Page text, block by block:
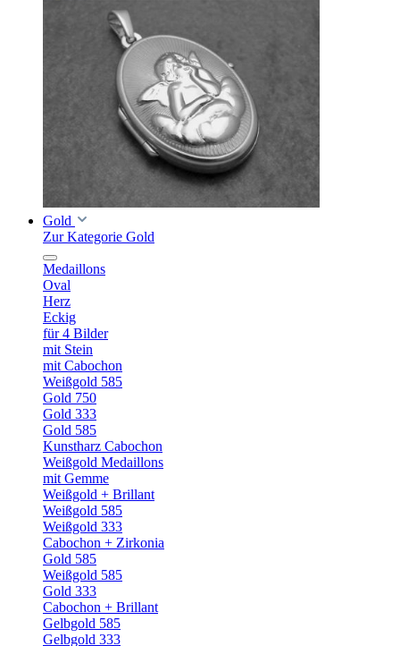
Gold
Zur Kategorie Gold
Medaillons
Oval
Herz
Eckig
für 4 Bilder
mit Stein
mit Cabochon
Weißgold 585
Gold 750
Gold 333
Gold 585
Kunstharz Cabochon
Weißgold Medaillons
mit Gemme
Weißgold + Brillant
Weißgold 585
Weißgold 333
Cabochon + Zirkonia
Gold 585
Weißgold 585
Gold 333
Cabochon + Brillant
Gelbgold 585
Gelbgold 333